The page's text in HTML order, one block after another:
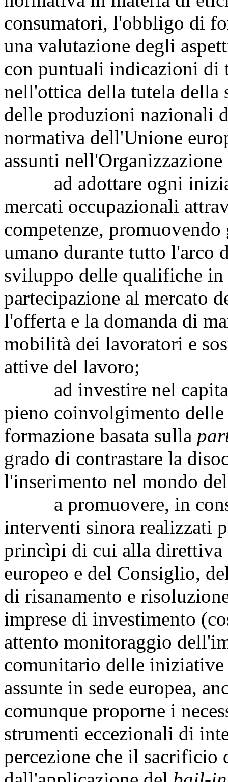
consumatori, l'obbligo di
una valutazione degli
con puntuali indicazioni di
nell'ottica della tutela della
delle produzioni nazionali
normativa dell'Unione
assunti
ad adottare ogni
mercati occupazionali
competenze,
umano durante tutto l'arco
sviluppo delle qualifiche in
partecipazione al mercato
l'offerta e la domanda di
mobilità dei lavoratori e
attive del lavoro;
ad investire nel
pieno coinvolgimento
formazione basata sulla
grado di contrastare la
l'inserimento nel mondo
a promuovere, in
interventi sinora realizzati
princìpi di cui alla direttiva
europeo e del Consiglio,
di risanamento e
imprese di investimento
attento monitoraggio
comunitario delle
assunte in sede europea,
comunque proporne i
strumenti eccezionali di
percezione che il